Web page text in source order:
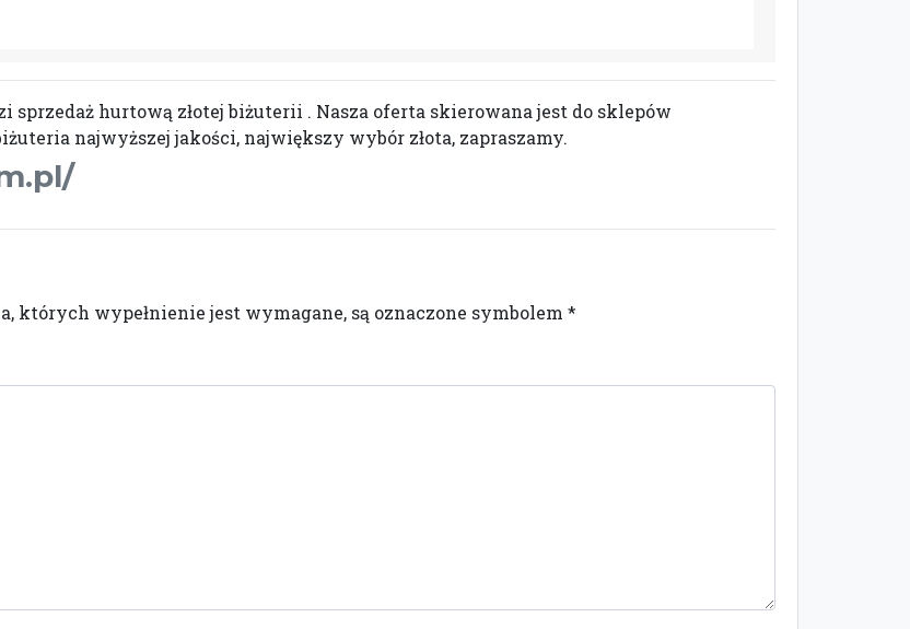
sprzedaż hurtową złotej biżuterii . Nasza oferta skierowana jest do sklepów
najwyższej jakości, największy wybór złota, zapraszamy.
których wypełnienie jest wymagane, są oznaczone symbolem *